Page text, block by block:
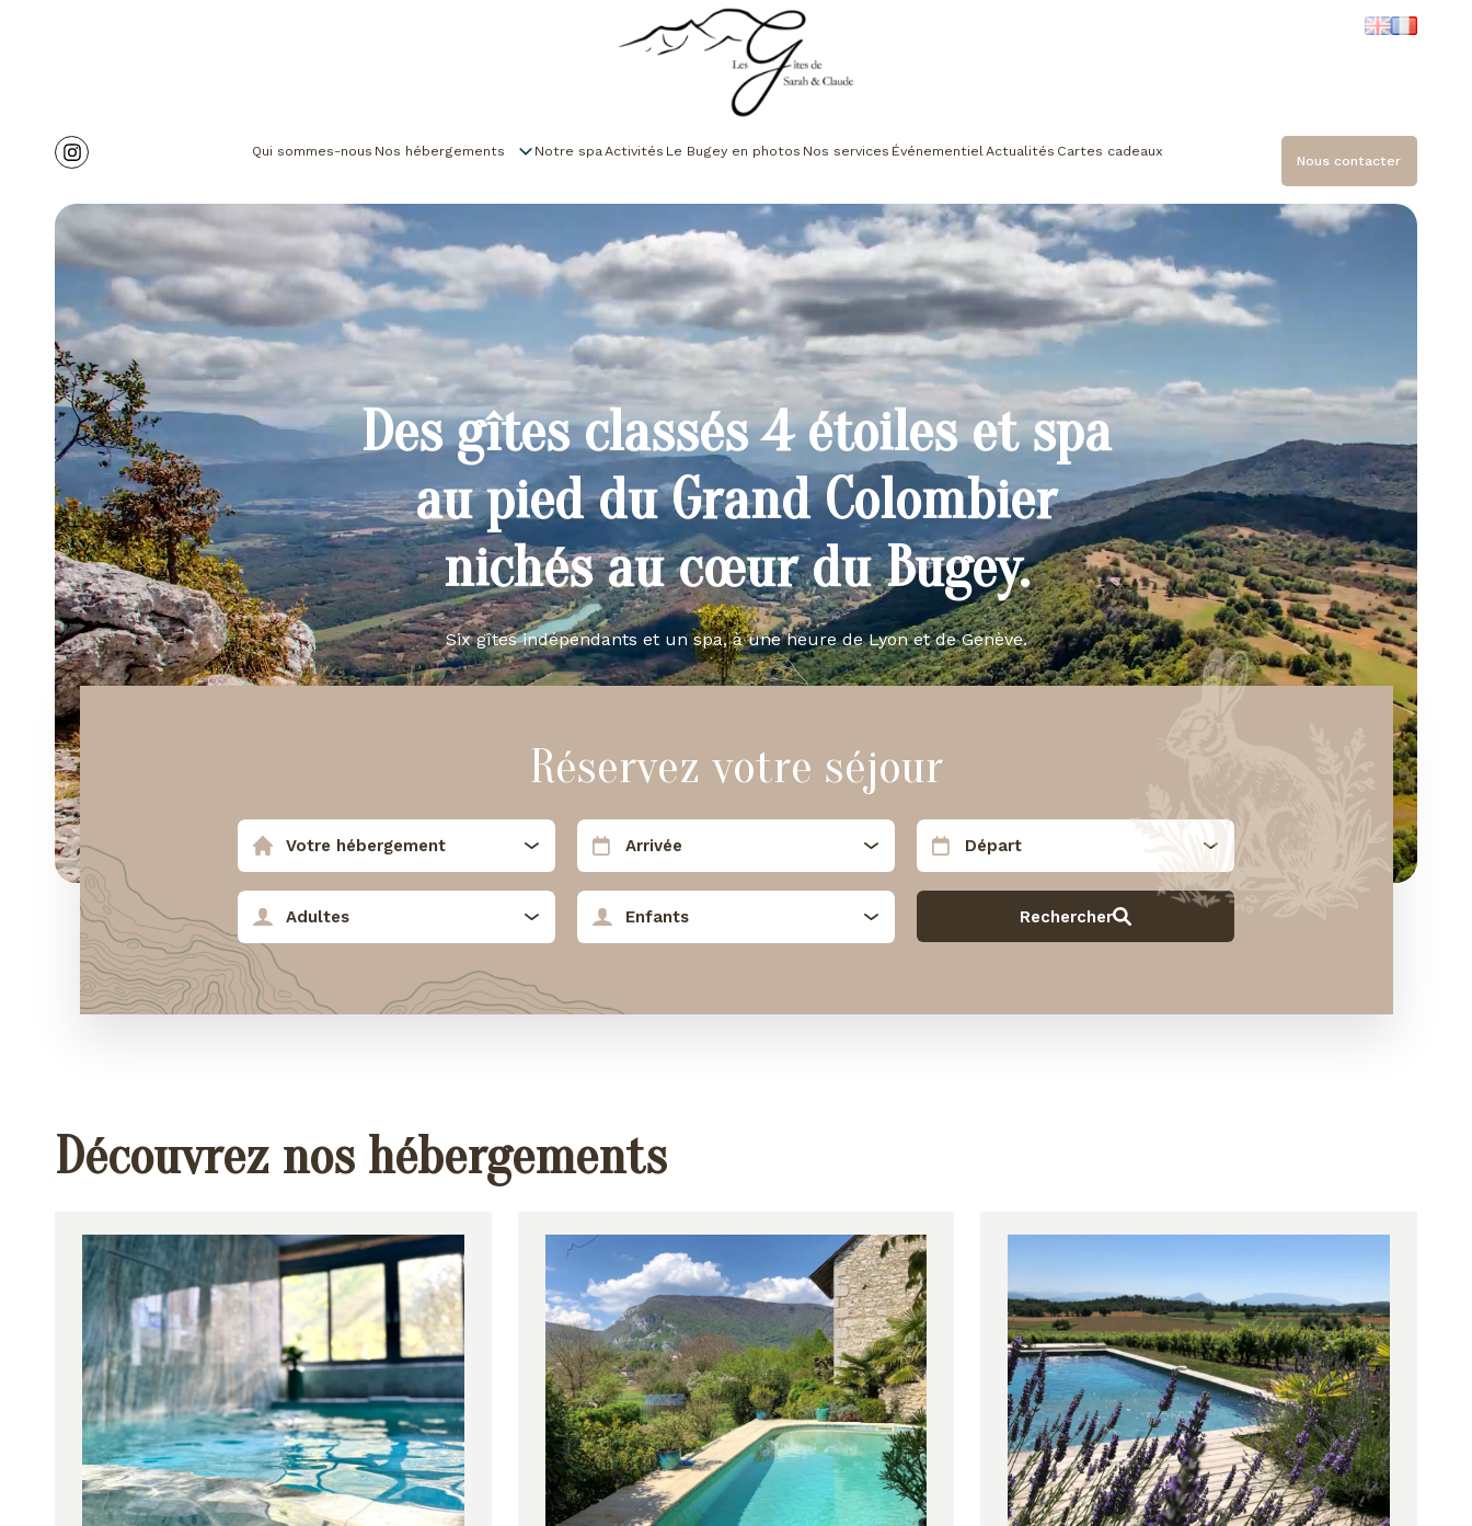
Qui sommes-nous Nos hébergements Notre spaActivités Le Bugey en photos Nos services ÉvénementielActualités Cartes cadeaux
Nous contacter
Des gîtes classés 4 étoiles et spa
au pied du Grand Colombier
nichés au cœur du Bugey.
Six gîtes indépendants et un spa, à une heure de Lyon et de Genève.
Réservez votre séjour
Découvrez nos hébergements